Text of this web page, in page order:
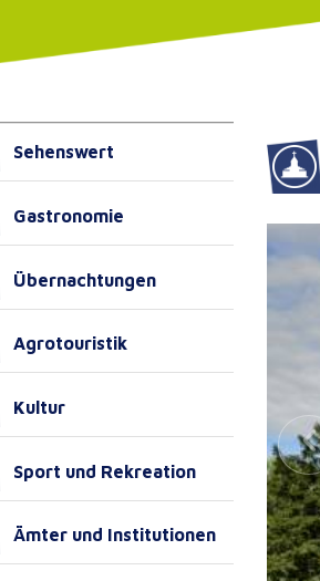
Sehenswert
Gastronomie
Übernachtungen
Agrotouristik
Kultur
Sport und Rekreation
Ämter und Institutionen